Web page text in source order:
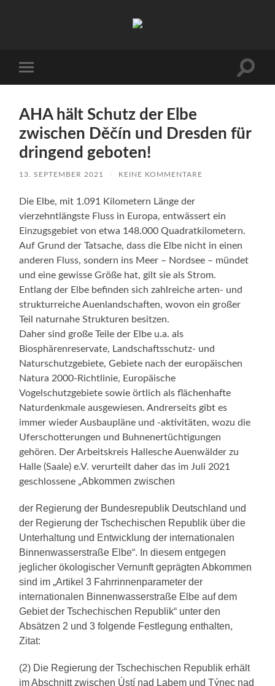
Saale
(AHA)
Menü
AHA hält Schutz der Elbe
zwischen Děčín und Dresden für
dringend geboten!
13. SEPTEMBER 2021 / KEINE KOMMENTARE
Die Elbe, mit 1.091 Kilometern Länge der
vierzehntlängste Fluss in Europa, entwässert ein
Einzugsgebiet von etwa 148.000 Quadratkilometern.
Auf Grund der Tatsache, dass die Elbe nicht in einen
anderen Fluss, sondern ins Meer – Nordsee – mündet
und eine gewisse Größe hat, gilt sie als Strom.
Entlang der Elbe befinden sich zahlreiche arten- und
strukturreiche Auenlandschaften, wovon ein großer
Teil naturnahe Strukturen besitzen.
Daher sind große Teile der Elbe u.a. als
Biosphärenreservate, Landschaftsschutz- und
Naturschutzgebiete, Gebiete nach der europäischen
Natura 2000-Richtlinie, Europäische
Vogelschutzgebiete sowie örtlich als flächenhafte
Naturdenkmale ausgewiesen. Andrerseits gibt es
immer wieder Ausbaupläne und -aktivitäten, wozu die
Uferschotterungen und Buhnenertüchtigungen
gehören. Der Arbeitskreis Hallesche Auenwälder zu
Halle (Saale) e.V. verurteilt daher das im Juli 2021
geschlossene „Abkommen zwischen
der Regierung der Bundesrepublik Deutschland und
der Regierung der Tschechischen Republik über die
Unterhaltung und Entwicklung der internationalen
Binnenwasserstraße Elbe“. In diesem entgegen
jeglicher ökologischer Vernunft geprägten Abkommen
sind im „Artikel 3 Fahrrinnenparameter der
internationalen Binnenwasserstraße Elbe auf dem
Gebiet der Tschechischen Republik“ unter den
Absätzen 2 und 3 folgende Festlegung enthalten,
Zitat:
(2) Die Regierung der Tschechischen Republik erhält
im Abschnitt zwischen Ústí nad Labem und Týnec nad